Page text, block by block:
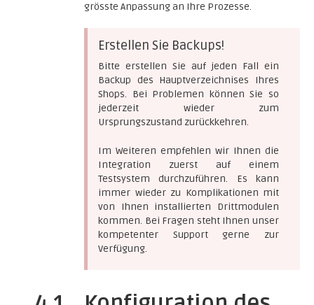
grösste Anpassung an Ihre Prozesse.
Erstellen Sie Backups!
Bitte erstellen Sie auf jeden Fall ein
Backup des Hauptverzeichnises Ihres
Shops. Bei Problemen können Sie so
jederzeit wieder zum
Ursprungszustand zurückkehren.
Im Weiteren empfehlen wir Ihnen die
Integration zuerst auf einem
Testsystem durchzuführen. Es kann
immer wieder zu Komplikationen mit
von Ihnen installierten Drittmodulen
kommen. Bei Fragen steht Ihnen unser
kompetenter Support gerne zur
Verfügung.